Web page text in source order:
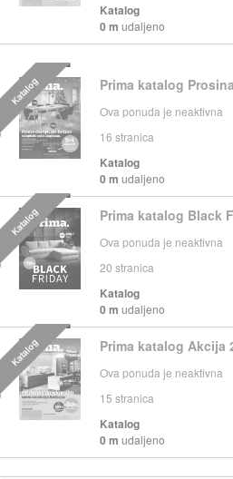
Katalog
0 m udaljeno
Prima katalog
Ova ponuda je neaktivna
16 stranica
Katalog
0 m udaljeno
Katalog
Prima katalog Black
Ova ponuda je neaktivna
20 stranica
Katalog
0 m udaljeno
Katalog
Prima katalog Akcija
Ova ponuda je neaktivna
15 stranica
Katalog
0 m udaljeno
Katalog